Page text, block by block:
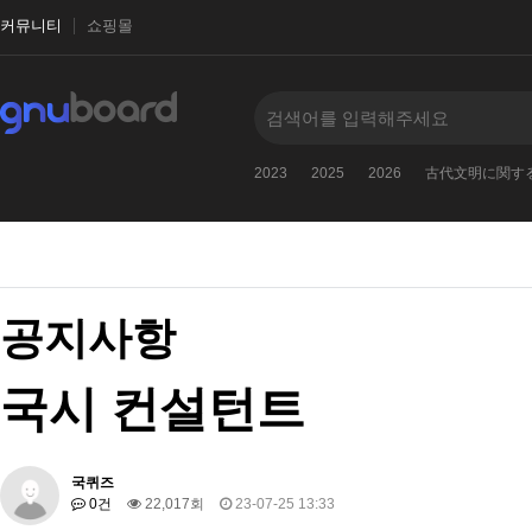
커뮤니티 쇼핑몰
2023 2025 2026 古代文明に関す
공지사항
국시 컨설턴트
국퀴즈
0건
22,017회 23-07-25 13:33